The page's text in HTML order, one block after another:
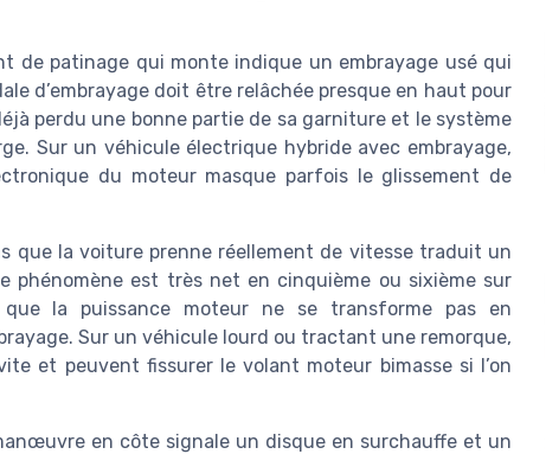
de patinage qui monte indique un embrayage usé qui
d’embrayage doit être relâchée presque en haut pour
perdu une bonne partie de sa garniture et le système
Sur un véhicule électrique hybride avec embrayage,
du moteur masque parfois le glissement de
que la voiture prenne réellement de vitesse traduit un
est très net en cinquième ou sixième sur
la puissance moteur ne se transforme pas en
Sur un véhicule lourd ou tractant une remorque,
et peuvent fissurer le volant moteur bimasse si l’on
en côte signale un disque en surchauffe et un